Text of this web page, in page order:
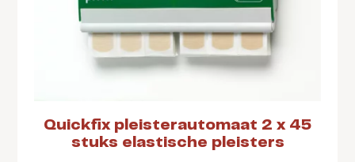
Quickfix pleisterautomaat 2 x 45
stuks elastische pleisters